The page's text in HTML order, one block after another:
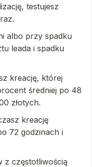
testujesz
albo przy spadku
leada i spadku
kreację, której
średniej po 48
złotych.
kreację
72 godzinach i
z częstotliwością